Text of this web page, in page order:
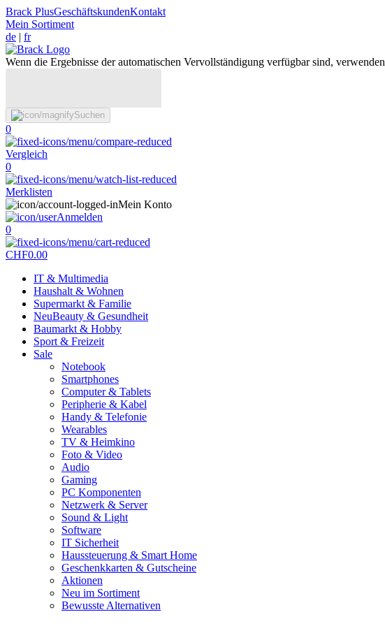
Brack PlusGeschäftskundenKontakt
Mein Sortiment
de | fr
Wenn die Ergebnisse der automatischen Vervollständigung verfügbar sind,
Suchen
0
Vergleich
0
Merklisten
Mein Konto
Anmelden
0
CHF0.00
IT & Multimedia
Haushalt & Wohnen
Supermarkt & Familie
NeuBeauty & Gesundheit
Baumarkt & Hobby
Sport & Freizeit
Sale
Notebook
Smartphones
Computer & Tablets
Peripherie & Kabel
Handy & Telefonie
Wearables
TV & Heimkino
Foto & Video
Audio
Gaming
PC Komponenten
Netzwerk & Server
Sound & Light
Software
IT Sicherheit
Haussteuerung & Smart Home
Geschenkkarten & Gutscheine
Aktionen
Neu im Sortiment
Bewusste Alternativen